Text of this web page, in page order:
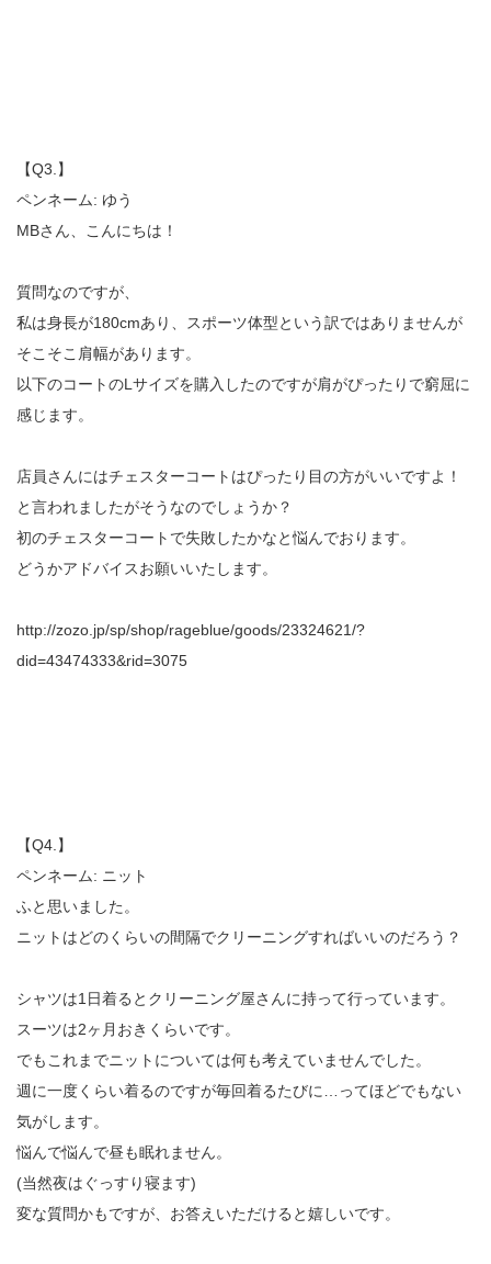
【Q3.】
ペンネーム: ゆう
MBさん、こんにちは！
質問なのですが、
私は身長が180cmあり、スポーツ体型という訳ではありませんが
そこそこ肩幅があります。
以下のコートのLサイズを購入したのですが肩がぴったりで窮屈に
感じます。
店員さんにはチェスターコートはぴったり目の方がいいですよ！
と言われましたがそうなのでしょうか？
初のチェスターコートで失敗したかなと悩んでおります。
どうかアドバイスお願いいたします。
http://zozo.jp/sp/shop/rageblue/goods/23324621/?
did=43474333&rid=3075
【Q4.】
ペンネーム: ニット
ふと思いました。
ニットはどのくらいの間隔でクリーニングすればいいのだろう？
シャツは1日着るとクリーニング屋さんに持って行っています。
スーツは2ヶ月おきくらいです。
でもこれまでニットについては何も考えていませんでした。
週に一度くらい着るのですが毎回着るたびに…ってほどでもない
気がします。
悩んで悩んで昼も眠れません。
(当然夜はぐっすり寝ます)
変な質問かもですが、お答えいただけると嬉しいです。